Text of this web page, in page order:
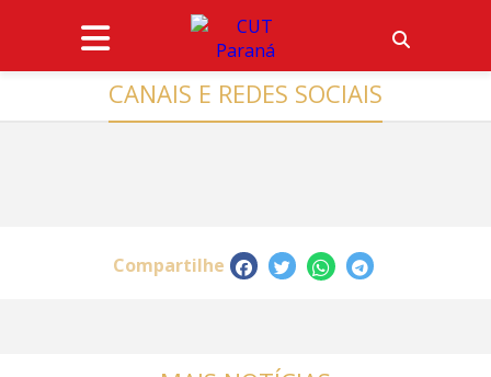
CANAIS E REDES SOCIAIS
Compartilhe